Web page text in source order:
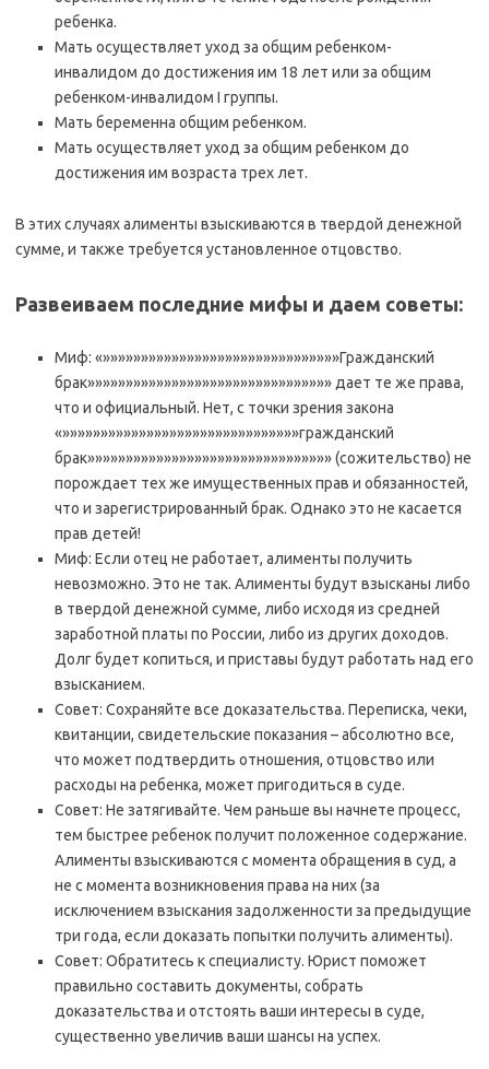
ребенка.
Мать осуществляет уход за общим ребенком-
инвалидом до достижения им 18 лет или за общим
ребенком-инвалидом I группы.
Мать беременна общим ребенком.
Мать осуществляет уход за общим ребенком до
достижения им возраста трех лет.
В этих случаях алименты взыскиваются в твердой денежной
сумме, и также требуется установленное отцовство.
Развеиваем последние мифы и даем советы:
Миф: «»»»»»»»»»»»»»»»»»»»»»»»»»»»»»»»Гражданский
брак»»»»»»»»»»»»»»»»»»»»»»»»»»»»»»»» дает те же права,
что и официальный. Нет, с точки зрения закона
«»»»»»»»»»»»»»»»»»»»»»»»»»»»»»»»гражданский
брак»»»»»»»»»»»»»»»»»»»»»»»»»»»»»»»» (сожительство) не
порождает тех же имущественных прав и обязанностей,
что и зарегистрированный брак. Однако это не касается
прав детей!
Миф: Если отец не работает, алименты получить
невозможно. Это не так. Алименты будут взысканы либо
в твердой денежной сумме, либо исходя из средней
заработной платы по России, либо из других доходов.
Долг будет копиться, и приставы будут работать над его
взысканием.
Совет: Сохраняйте все доказательства. Переписка, чеки,
квитанции, свидетельские показания – абсолютно все,
что может подтвердить отношения, отцовство или
расходы на ребенка, может пригодиться в суде.
Совет: Не затягивайте. Чем раньше вы начнете процесс,
тем быстрее ребенок получит положенное содержание.
Алименты взыскиваются с момента обращения в суд, а
не с момента возникновения права на них (за
исключением взыскания задолженности за предыдущие
три года, если доказать попытки получить алименты).
Совет: Обратитесь к специалисту. Юрист поможет
правильно составить документы, собрать
доказательства и отстоять ваши интересы в суде,
существенно увеличив ваши шансы на успех.